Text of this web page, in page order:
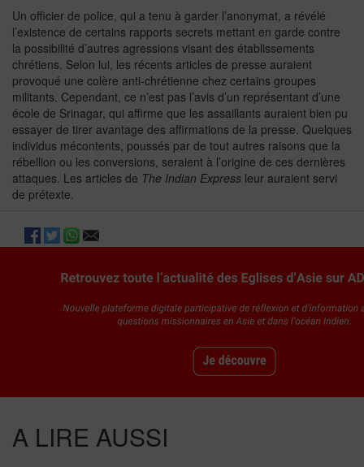
Un officier de police, qui a tenu à garder l’anonymat, a révélé
l’existence de certains rapports secrets mettant en garde contre
la possibilité d’autres agressions visant des établissements
chrétiens. Selon lui, les récents articles de presse auraient
provoqué une colère anti-chrétienne chez certains groupes
militants. Cependant, ce n’est pas l’avis d’un représentant d’une
école de Srinagar, qui affirme que les assaillants auraient bien pu
essayer de tirer avantage des affirmations de la presse. Quelques
individus mécontents, poussés par de tout autres raisons que la
rébellion ou les conversions, seraient à l’origine de ces dernières
attaques. Les articles de The Indian Express leur auraient servi
de prétexte.
A LIRE AUSSI